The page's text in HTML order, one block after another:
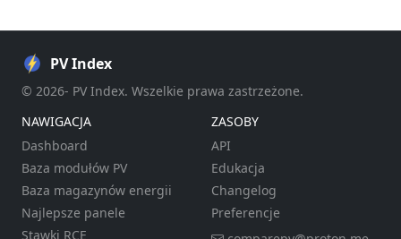
PV Index
© 2026- PV Index. Wszelkie prawa zastrzeżone.
NAWIGACJA
Dashboard
Baza modułów PV
Baza magazynów energii
Najlepsze panele
Stawki RCE
ZASOBY
API
Edukacja
Changelog
Preferencje